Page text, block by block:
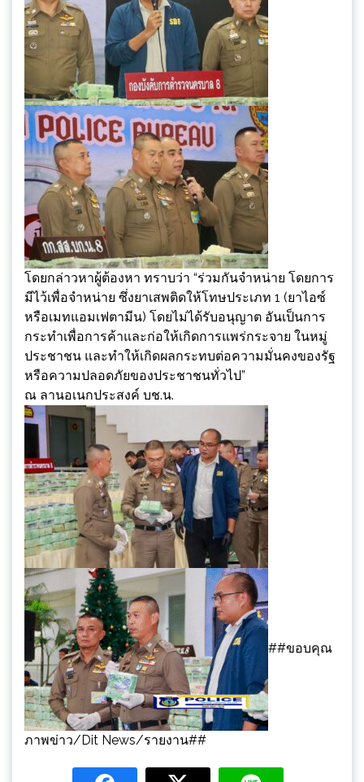
โดยกล่าวหาผู้ต้องหา ทราบว่า “ร่วมกันจำหน่าย โดยการ
มีไว้เพื่อจำหน่าย ซึ่งยาเสพติดให้โทษประเภท 1 (ยาไอซ์
หรือเมทแอมเฟตามีน) โดยไม่ได้รับอนุญาต อันเป็นการ
กระทำเพื่อการค้าและก่อให้เกิดการแพร่กระจาย ในหมู่
ประชาชน และทำให้เกิดผลกระทบต่อความมั่นคงของรัฐ
หรือความปลอดภัยของประชาชนทั่วไป”
ณ ลานอเนกประสงค์ บช.น.
##ขอบคุณ
ภาพข่าว/Dit News/รายงาน##